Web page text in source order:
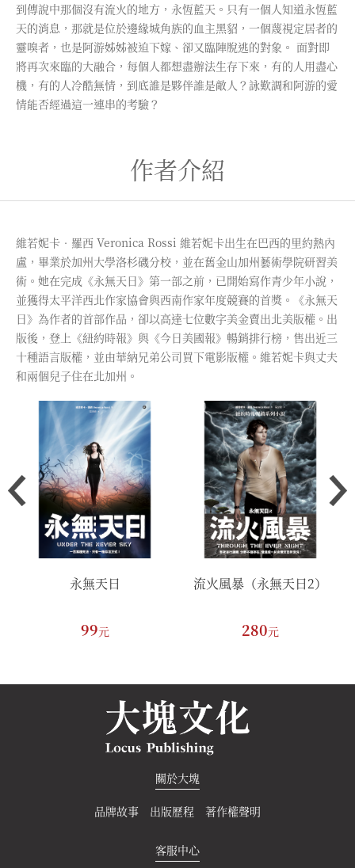
到傳說中那個沒有流火的地方，永恆藍天。只有一個人知道永恆藍
天的消息，那就是位於邊緣城角族的血主黑貂，一個蔑視定居者的
靈嗅者，也是阿游姊姊被迫下嫁、卻又臨陣脫逃的對象。 面對即
將再次來臨的大融合，每個人都想盡辦法生存下來，有的人用盡心
機，有的人冷酷無情，到底誰是夥伴誰是敵人？詠歎調和阿游的愛
情能否經過這一連串的考驗？
作者介紹
維若妮卡‧羅西 Veronica Rossi 維若妮卡出生在巴西的里約熱內
盧，畢業於加州大學洛杉磯分校，並在舊金山加州藝術學院研習美
術。她在完成《永無天日》第一部之前，已開始寫作青少年小說，
並獲得太平洋西北作家協會與西南作家年度競賽的首獎。《永無天
日》為作者的首部作品，卻以高達七位數字美金賣出北美版權。出
版後，登上《紐約時報》與《今日美國報》暢銷排行榜，售出近三
十種語言版權，並由華納兄弟公司買下電影版權。維若妮卡與丈夫
和兩個兒子住在北加州。
永無天日
99元
流火風暴（永無天日2）
280元
關於大塊
品牌故事 出版歷程 著作權聲明
客服中心